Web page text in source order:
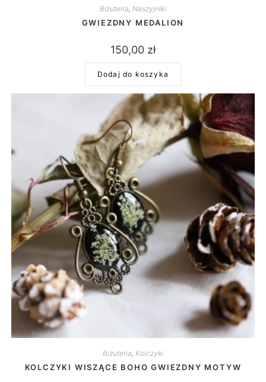
Biżuteria, Naszyjniki
GWIEZDNY MEDALION
150,00 zł
Dodaj do koszyka
Biżuteria, Kolczyki
KOLCZYKI WISZĄCE BOHO GWIEZDNY MOTYW